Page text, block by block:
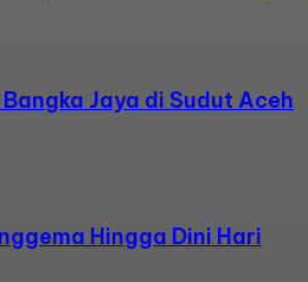
Jaya di Sudut Aceh
Hingga Dini Hari